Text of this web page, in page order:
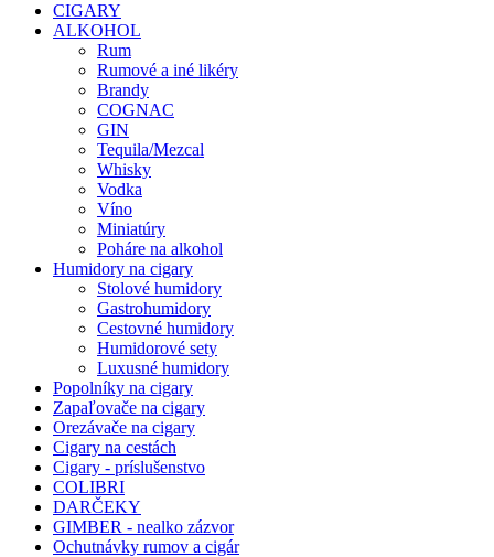
CIGARY
ALKOHOL
Rum
Rumové a iné likéry
Brandy
COGNAC
GIN
Tequila/Mezcal
Whisky
Vodka
Víno
Miniatúry
Poháre na alkohol
Humidory na cigary
Stolové humidory
Gastrohumidory
Cestovné humidory
Humidorové sety
Luxusné humidory
Popolníky na cigary
Zapaľovače na cigary
Orezávače na cigary
Cigary na cestách
Cigary - príslušenstvo
COLIBRI
DARČEKY
GIMBER - nealko zázvor
Ochutnávky rumov a cigár